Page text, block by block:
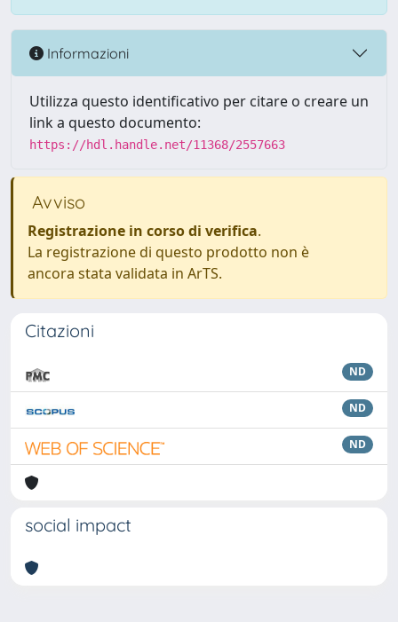
Informazioni
Utilizza questo identificativo per citare o creare un
link a questo documento:
https://hdl.handle.net/11368/2557663
Avviso
Registrazione in corso di verifica.
La registrazione di questo prodotto non è
ancora stata validata in ArTS.
Citazioni
ND
ND
ND
social impact